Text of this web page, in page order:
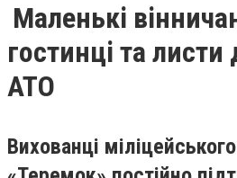
Маленькі
гостинці та листи
АТО
Вихованці